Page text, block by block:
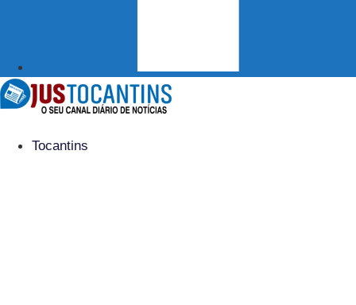
Tocantins